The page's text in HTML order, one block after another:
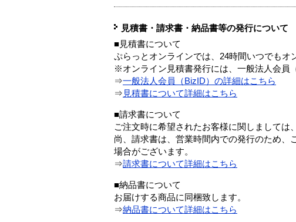
見積書・請求書・納品書等の発行について
■見積書について
ぷらっとオンラインでは、24時間いつでもオ
※オンライン見積書発行には、一般法人会員
⇒一般法人会員（BizID）の詳細はこちら
⇒ 見積書について詳細はこちら
■請求書について
ご注文時に希望されたお客様に関しましては
尚、請求書は、営業時間内での発行のため、
場合がございます。
⇒請求書について詳細はこちら
■納品書について
お届けする商品に同梱致します。
⇒納品書について詳細はこちら